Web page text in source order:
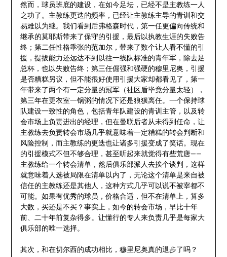
然而，球员班底的建设，在如今足坛，已经不是主教练一人
之功了。主教练更迭的频率，已经让主教练主导的青训和交
易难以为继。我们看到后弗格森时代，第一任更偏向传统和
继承的莫耶斯带来了保守的引援，最后以执教生涯的失败告
终；第二任性格乖张的范加尔，带来了数个让人看不懂的引
援，提拔能力还远达不到以往一线队标准的青年军，除去足
总杯，也以失败告终；第三任倔强和强硬的穆里尼奥，引援
是否糟糕另议，但不能很好使用引援大家却都看见了，第一
年带来了两个有一定分量的冠军（社区盾毕竟分量太轻），
第三年在更衣室一锅粥的情况下还是狼狈离任。一个保持球
队建设一致性的角色，包括青年队建设的青训主管，以及转
会市场上负责进出的经理，但在曼联后者从未得到任命，让
主教练去负责转会市场几乎就意味着一定糟糕的转会判断和
风险控制，而主教练的更迭也让诸多引援变成了笑话。现在
的引援模式不但不够合理，甚至听起来就觉得有些荒唐——
主教练给一个转会清单，然后俱乐部派人去挨个谈判，这样
就意味着人选被局限在清单以内了，无论这个清单是来自被
信任的主教练还是其他人，这种方式几乎可以说不被宰都不
可能。如果有优秀的球员，价格合适，但不在清单上，算多
大数，买还是不买？事实上，如今的转会市场，早比十年
前、二十年前复杂得多。让懂行的专人来负责几乎是每家大
俱乐部的唯一选择。
其次，和在切尔西的成功相比，穆里尼奥真的退步了吗？